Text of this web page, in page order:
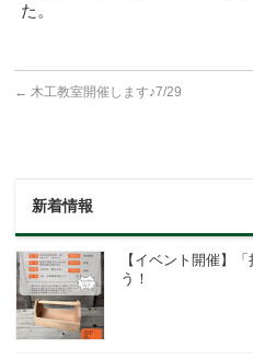
た。
← 木工教室開催します♪7/29
新着情報
【イベント開催】
う！